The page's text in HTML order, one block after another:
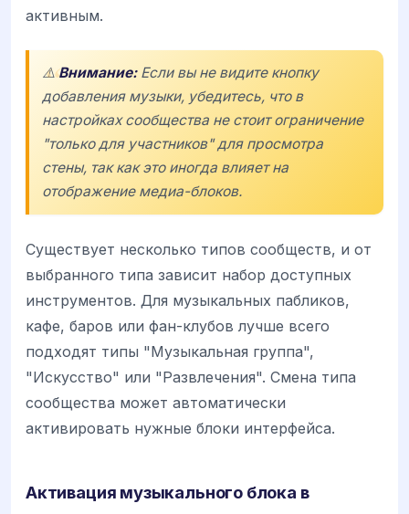
активным.
⚠️Внимание:Если вы не видите кнопку
добавления музыки, убедитесь, что в
настройках сообщества не стоит ограничение
"только для участников" для просмотра
стены, так как это иногда влияет на
отображение медиа-блоков.
Существует несколько типов сообществ, и от
выбранного типа зависит набор доступных
инструментов. Для музыкальных пабликов,
кафе, баров или фан-клубов лучше всего
подходят типы "Музыкальная группа",
"Искусство" или "Развлечения". Смена типа
сообщества может автоматически
активировать нужные блоки интерфейса.
Активация музыкального блока в